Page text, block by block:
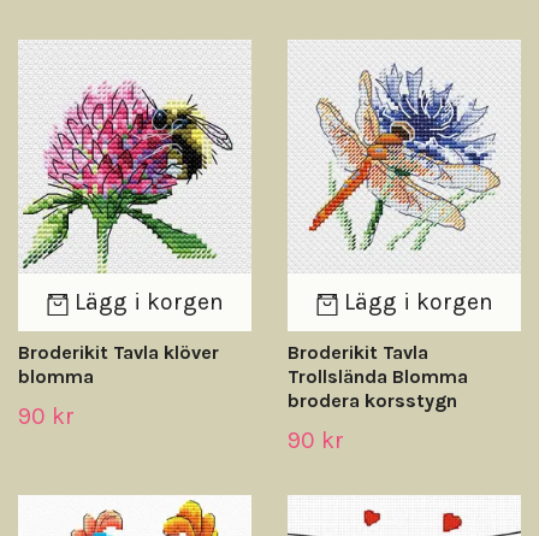
Lägg i korgen
Broderikit Tavla klöver
blomma
90 kr
Lägg i korgen
Broderikit Tavla
Trollslända Blomma
brodera korsstygn
90 kr